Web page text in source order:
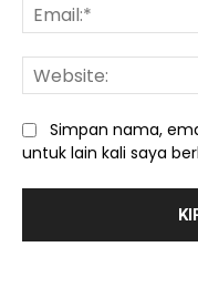
Simpan nama,
untuk lain kali saya